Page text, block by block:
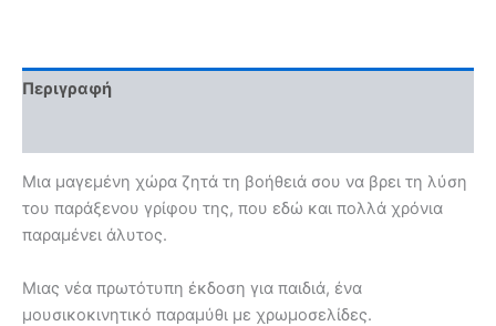
Περιγραφή
Μια μαγεμένη χώρα ζητά τη βοήθειά σου να βρει τη λύση
του παράξενου γρίφου της, που εδώ και πολλά χρόνια
παραμένει άλυτος.
Μιας νέα πρωτότυπη έκδοση για παιδιά, ένα
μουσικοκινητικό παραμύθι με χρωμοσελίδες.